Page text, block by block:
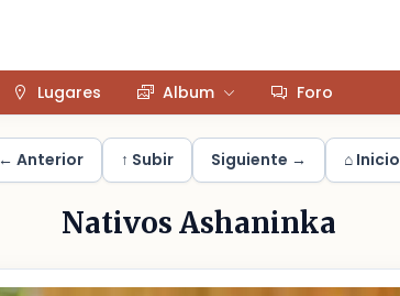
Lugares Album Foro
← Anterior ↑ Subir Siguiente → ⌂ Inicio
Nativos Ashaninka